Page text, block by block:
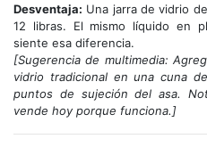
Desventaja: Una jarra de vidrio
12 libras. El mismo líquido en
siente esa diferencia.
[Sugerencia de multimedia:
vidrio tradicional en una cuna
puntos de sujeción del asa.
vende hoy porque funciona.]